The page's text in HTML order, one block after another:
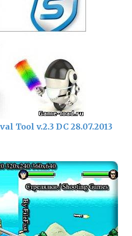
Tool v.2.3 DC 28.07.2013